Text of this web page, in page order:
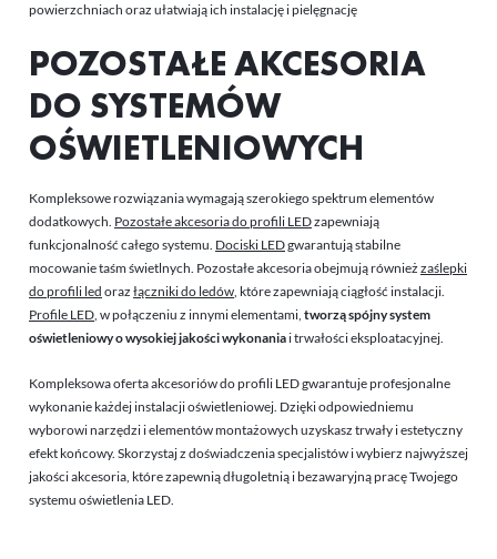
powierzchniach oraz ułatwiają ich instalację i pielęgnację
POZOSTAŁE AKCESORIA
DO SYSTEMÓW
OŚWIETLENIOWYCH
Kompleksowe rozwiązania wymagają szerokiego spektrum elementów
dodatkowych. Pozostałe akcesoria do profili LEDzapewniają
funkcjonalność całego systemu. Dociski LEDgwarantują stabilne
mocowanie taśm świetlnych. Pozostałe akcesoria obejmują również zaślepki
do profili led oraz łączniki do ledów, które zapewniają ciągłość instalacji.
Profile LED, w połączeniu z innymi elementami, tworzą spójny system
oświetleniowy o wysokiej jakości wykonaniai trwałości eksploatacyjnej.
Kompleksowa oferta akcesoriów do profili LED gwarantuje profesjonalne
wykonanie każdej instalacji oświetleniowej. Dzięki odpowiedniemu
wyborowi narzędzi i elementów montażowych uzyskasz trwały i estetyczny
efekt końcowy. Skorzystaj z doświadczenia specjalistów i wybierz najwyższej
jakości akcesoria, które zapewnią długoletnią i bezawaryjną pracę Twojego
systemu oświetlenia LED.